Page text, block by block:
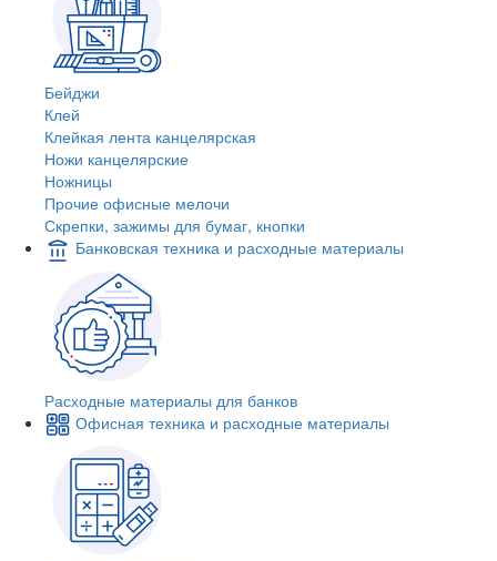
Бейджи
Клей
Клейкая лента канцелярская
Ножи канцелярские
Ножницы
Прочие офисные мелочи
Скрепки, зажимы для бумаг, кнопки
Банковская техника и расходные материалы
Расходные материалы для банков
Офисная техника и расходные материалы